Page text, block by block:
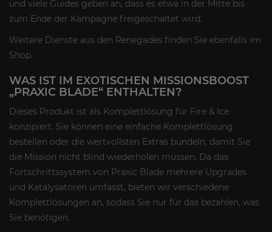
und viele Guides geben an, dass es etwa in der Mitte bis
zum Ende der Kampagne freigeschaltet wird.
Weitere Dienste aus den Renegades finden Sie ebenfalls im
Shop.
WAS IST IM EXOTISCHEN MISSIONSBOOST
„PRAXIC BLADE“ ENTHALTEN?
Dieses Produkt ist als Komplettlösung für Fire & Ice
konzipiert. Sie können eine einfache Komplettlösung
bestellen oder die wertvollsten Extras bündeln, damit Sie
die Mission nicht blind wiederholen müssen. Da das
Fortschrittssystem von Praxic Blade mehrere Upgrades
und Katalysatoren umfasst, bieten wir verschiedene
Komplettlösungen an, sodass Sie nur für das bezahlen, was
Sie benötigen.